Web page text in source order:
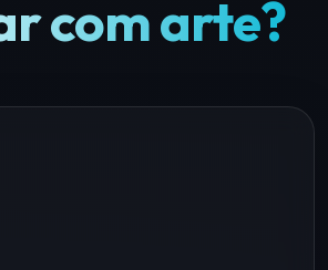
com arte?